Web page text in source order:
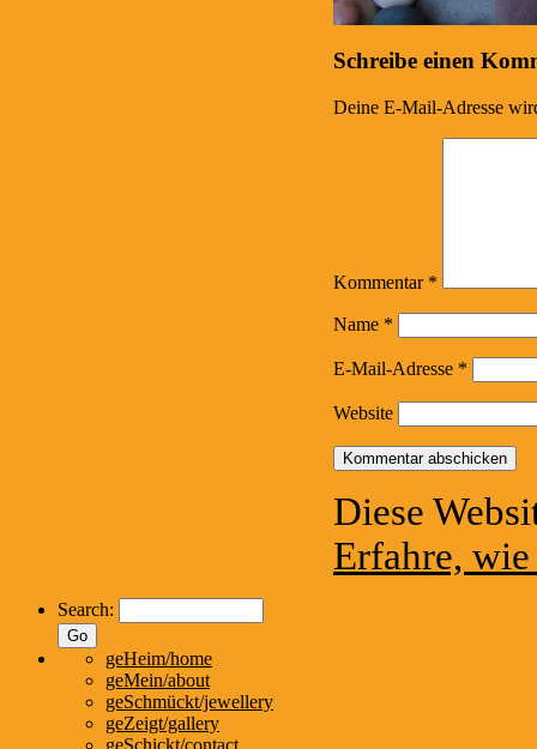
Schreibe einen
Deine E-Mail-Adresse
Kommentar *
Name *
E-Mail-Adresse *
Website
Diese
Erfahre,
Search:
geHeim/home
geMein/about
geSchmückt/jewellery
geZeigt/gallery
geSchickt/contact